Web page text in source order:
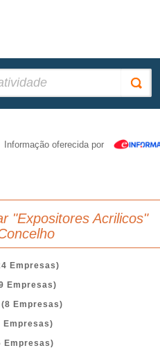
Informação oferecida por
"Expositores Acrilicos"
Empresas)
Empresas)
(8 Empresas)
Empresas)
Empresas)